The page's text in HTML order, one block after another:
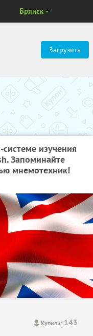
Загрузить
Брянск
изучения
Запоминайте
мнемотехник!
Купили: 143